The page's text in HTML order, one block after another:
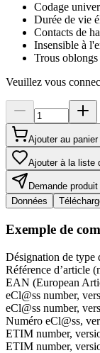
Codage
Durée de vie
Contacts de
Insensible à
Trous
Veuillez vous
Ajouter au panier
Ajouter à la liste
Demande produit
Données
Exemple de
Désignation de type
Référence d’article
EAN (European
eCl@ss number,
eCl@ss number,
Numéro eCl@ss,
ETIM number,
ETIM number,